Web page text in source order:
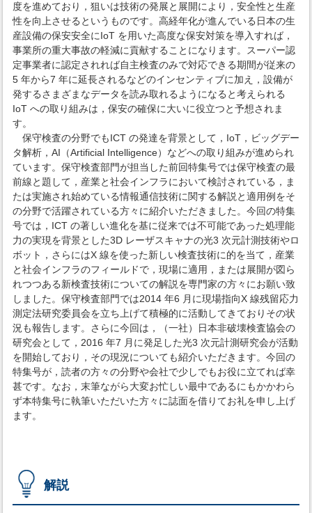
度を進めており，狙いは技術の発展と展開により，安全性と生産
性を向上させるというものです。高経年化が進んでいる日本の生
産設備の保安安全にIoT を用いた高度な保安対策を導入すれば，
事業所の重大事故の軽減に貢献することになります。スーパー認
定事業者に認定されれば自主検査のみで対応できる期間が従来の
5 年から7 年に延長されるなどのインセンティブに加え，設備が
発するさまざまなデータを読み取れるようになると考えられる
IoT への取り組みは，保安の確保に大いに役立つと予想されま
す。
保守検査の分野でもICT の発達を背景として，IoT，ビッグデー
タ解析，AI（Artificial Intelligence）などへの取り組みが進められ
ています。保守検査部門が担当した前回特集号では保守検査の最
前線と題して，産業と社会インフラにおいて検討されている，ま
たは実施され始めている情報通信技術に関する解説と適用例をそ
の分野で活躍されている方々に紹介いただきました。今回の特集
号では，ICT の著しい進化を基に従来では不可能であった処理能
力の実現を背景とした3D レーザスキャナの光3 次元計測技術やロ
ボット，さらにはX 線を使った新しい検査技術に的を当て，産業
と社会インフラのフィールドで，現場に適用，または展開が図ら
れつつある新検査技術についての解説を専門家の方々にお願い致
しました。保守検査部門では2014 年6 月に現場指向X 線残留応力
測定法研究委員会を立ち上げて積極的に活動してきておりその状
況も報告します。さらに今回は，（一社）日本非破壊検査協会の
研究会として，2016 年7 月に発足した光3 次元計測研究会が活動
を開始しており，その現況についても紹介いただきます。今回の
特集号が，読者の方々の分野や会社で少しでもお役に立てれば幸
甚です。なお，末筆ながら大変お忙しい最中であるにもかかわら
ず本特集号に執筆いただいた方々に誌面を借りてお礼を申し上げ
ます。
解説